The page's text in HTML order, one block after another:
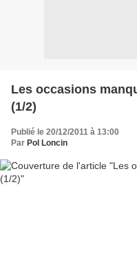
Les occasions
(1/2)
Publié le 20/12/2011 à 13:00
Par Pol Loncin